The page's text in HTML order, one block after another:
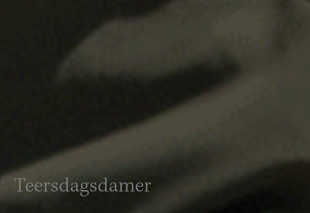
Teersdagsdamer